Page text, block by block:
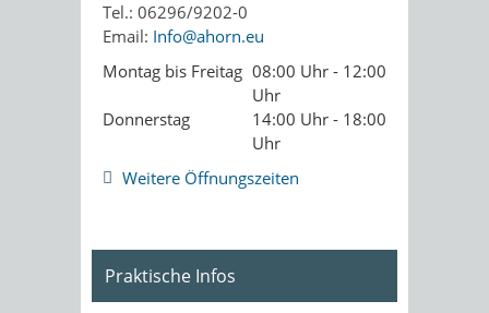
Tel.: 06296/9202-0
Email: Info@ahorn.eu
Montag bis Freitag 08:00 Uhr - 12:00
Uhr
Donnerstag
14:00 Uhr - 18:00
Uhr
Weitere Öffnungszeiten
Praktische Infos